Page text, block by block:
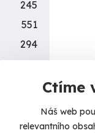
Ctíme
Náš web
relevantního
245
551
294
450
4